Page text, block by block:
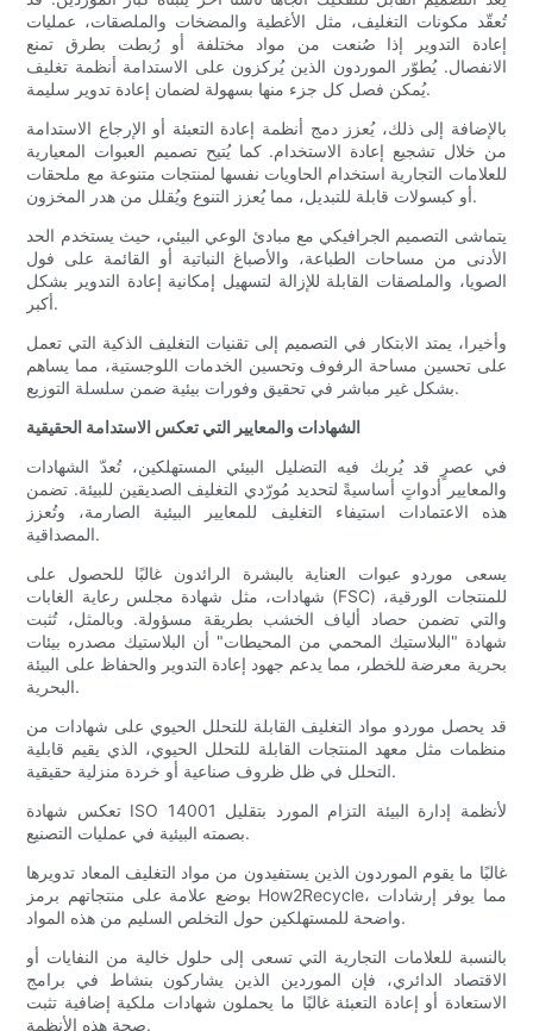
تُعقّد مكونات التغليف، مثل الأغطية والمضخات والملصقات، عمليات
إعادة التدوير إذا صُنعت من مواد مختلفة أو رُبطت بطرق تمنع
الانفصال. يُطوّر الموردون الذين يُركزون على الاستدامة أنظمة تغليف
يُمكن فصل كل جزء منها بسهولة لضمان إعادة تدوير سليمة.
بالإضافة إلى ذلك، يُعزز دمج أنظمة إعادة التعبئة أو الإرجاع الاستدامة
من خلال تشجيع إعادة الاستخدام. كما يُتيح تصميم العبوات المعيارية
للعلامات التجارية استخدام الحاويات نفسها لمنتجات متنوعة مع ملحقات
أو كبسولات قابلة للتبديل، مما يُعزز التنوع ويُقلل من هدر المخزون.
يتماشى التصميم الجرافيكي مع مبادئ الوعي البيئي، حيث يستخدم الحد
الأدنى من مساحات الطباعة، والأصباغ النباتية أو القائمة على فول
الصويا، والملصقات القابلة للإزالة لتسهيل إمكانية إعادة التدوير بشكل
أكبر.
وأخيرا، يمتد الابتكار في التصميم إلى تقنيات التغليف الذكية التي تعمل
على تحسين مساحة الرفوف وتحسين الخدمات اللوجستية، مما يساهم
بشكل غير مباشر في تحقيق وفورات بيئية ضمن سلسلة التوزيع.
الشهادات والمعايير التي تعكس الاستدامة الحقيقية
في عصرٍ قد يُربك فيه التضليل البيئي المستهلكين، تُعدّ الشهادات
والمعايير أدواتٍ أساسيةً لتحديد مُورّدي التغليف الصديقين للبيئة. تضمن
هذه الاعتمادات استيفاء التغليف للمعايير البيئية الصارمة، وتُعزز
المصداقية.
يسعى موردو عبوات العناية بالبشرة الرائدون غالبًا للحصول على
شهادات، مثل شهادة مجلس رعاية الغابات (FSC) للمنتجات الورقية،
والتي تضمن حصاد ألياف الخشب بطريقة مسؤولة. وبالمثل، تُثبت
شهادة "البلاستيك المحمي من المحيطات" أن البلاستيك مصدره بيئات
بحرية معرضة للخطر، مما يدعم جهود إعادة التدوير والحفاظ على البيئة
البحرية.
قد يحصل موردو مواد التغليف القابلة للتحلل الحيوي على شهادات من
منظمات مثل معهد المنتجات القابلة للتحلل الحيوي، الذي يقيم قابلية
التحلل في ظل ظروف صناعية أو خردة منزلية حقيقية.
تعكس شهادة ISO 14001 لأنظمة إدارة البيئة التزام المورد بتقليل
بصمته البيئية في عمليات التصنيع.
غالبًا ما يقوم الموردون الذين يستفيدون من مواد التغليف المعاد تدويرها
بوضع علامة على منتجاتهم برمز How2Recycle، مما يوفر إرشادات
واضحة للمستهلكين حول التخلص السليم من هذه المواد.
بالنسبة للعلامات التجارية التي تسعى إلى حلول خالية من النفايات أو
الاقتصاد الدائري، فإن الموردين الذين يشاركون بنشاط في برامج
الاستعادة أو إعادة التعبئة غالبًا ما يحملون شهادات ملكية إضافية تثبت
صحة هذه الأنظمة.